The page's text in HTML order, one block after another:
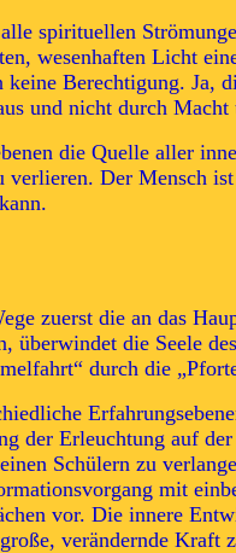
spirituellen
wesenhaften Licht
Berechtigung. Ja,
und nicht durch
die Quelle aller
verlieren. Der Mensch
zuerst die an das
überwindet die Seele
durch die
der Erleuchtung auf
Schülern zu
mit
vor. Die innere
verändernde Kraft